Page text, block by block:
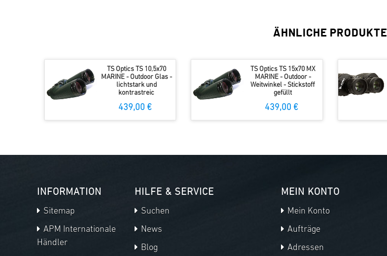
ÄHNLICHE PRODUKTE
TS Optics TS 10,5x70
MARINE - Outdoor Glas -
lichtstark und
kontrastreic
439,00 €
TS Optics TS 15x70 MX
MARINE - Outdoor -
Weitwinkel - Stickstoff
gefüllt
439,00 €
INFORMATION
Sitemap
APM Internationale
Händler
HILFE & SERVICE
Suchen
News
Blog
MEIN KONTO
Mein Konto
Aufträge
Adressen